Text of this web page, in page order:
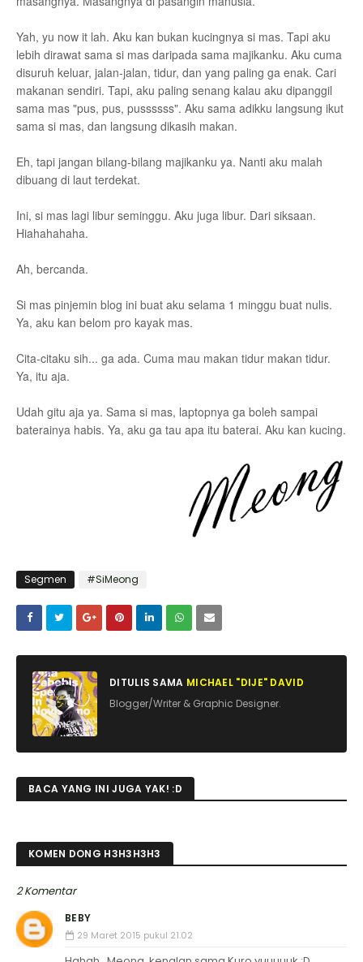
Yah, yu now it lah. Aku kan bukan kucingnya si mas. Tapi aku
lebih dirawat sama si mas daripada sama majikanku. Aku cuma
disuruh keluar, jalan-jalan, tidur, dan yang paling ga enak. Cari
makanan sendiri. Tapi, aku paling senang kalau aku dipanggil
sama mas "pus, pus, pussssss". Aku sama adikku langsung ikut
sama si mas, dan langsung dikasih makan.
Eh, tapi jangan bilang-bilang majikanku ya. Nanti aku malah
dibuang di laut terdekat.
Ini, si mas lagi libur seminggu. Aku juga libur. Dari siksaan.
Hiahahahaha.
Ah, bercanda.
Si mas pinjemin blog ini buat aku selama 1 minggu buat nulis.
Ya, aku kan belom pro kayak mas.
Cita-citaku sih... ga ada. Cuma mau makan tidur makan tidur.
Ya, itu aja.
Udah gitu aja ya. Sama si mas, laptopnya ga boleh sampai
baterainya habis. Ya, aku ga tau apa itu baterai. Aku kan kucing.
Segmen #SiMeong
DITULIS SAMA MICHAEL "DIJE" DAVID
Blogger/Writer & Graphic Designer.
BACA YANG INI JUGA YAK! :D
KOMEN DONG H3H3H3H3
2 Komentar
BEBY
29 Maret 2015 pukul 21.02